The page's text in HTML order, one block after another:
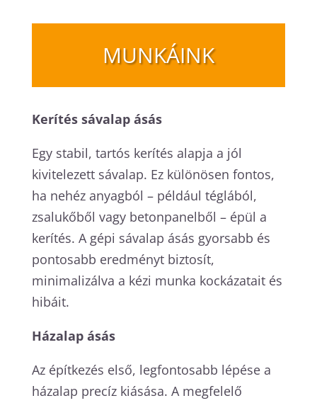
MUNKÁINK
Kerítés sávalap ásás
Egy stabil, tartós kerítés alapja a jól
kivitelezett sávalap. Ez különösen fontos,
ha nehéz anyagból – például téglából,
zsalukőből vagy betonpanelből – épül a
kerítés. A gépi sávalap ásás gyorsabb és
pontosabb eredményt biztosít,
minimalizálva a kézi munka kockázatait és
hibáit.
Házalap ásás
Az építkezés első, legfontosabb lépése a
házalap precíz kiásása. A megfelelő